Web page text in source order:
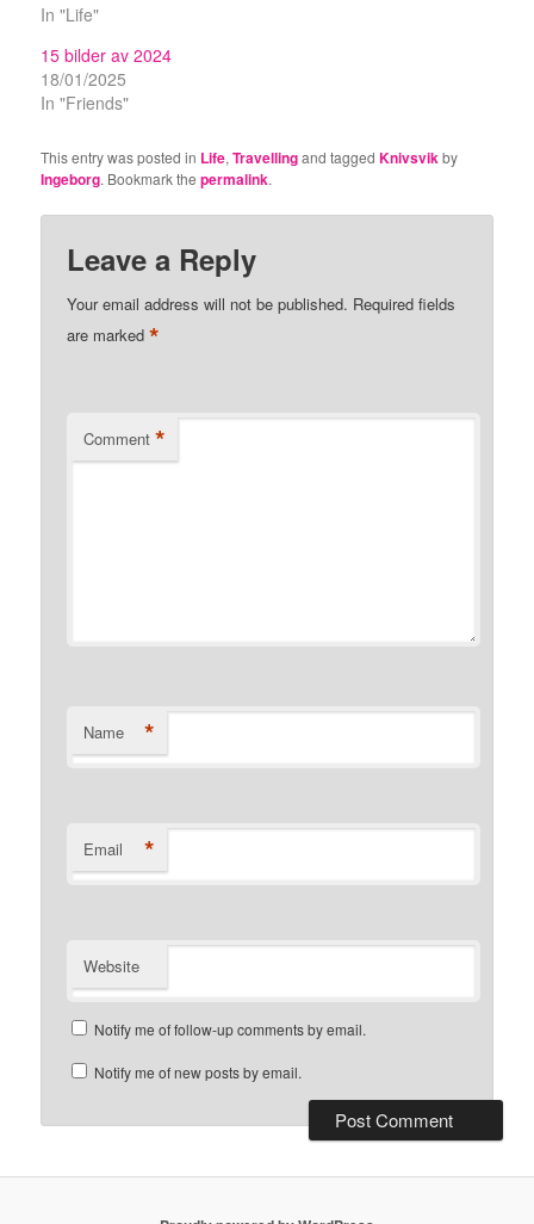
In "Life"
15 bilder av 2024
18/01/2025
In "Friends"
This entry was posted in Life,Travellingand taggedKnivsvikby
Ingeborg. Bookmark thepermalink.
Leave a Reply
Your email address will not be published. Required fields
are marked*
Comment *
Name *
Email *
Website
Notify me of follow-up comments by email.
Notify me of new posts by email.